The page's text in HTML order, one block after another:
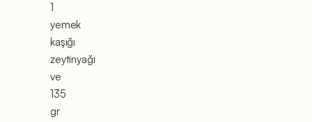
1
yemek
kaşığı
zeytinyağı
ve
135
gr